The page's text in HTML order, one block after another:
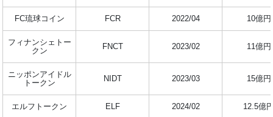
FC琉球コイン FCR 2022/04 10億円
フィナンシェトー
クン
FNCT 2023/02 11億円
ニッポンアイドル
トークン
NIDT 2023/03 15億円
エルフトークン ELF 2024/02 12.5億